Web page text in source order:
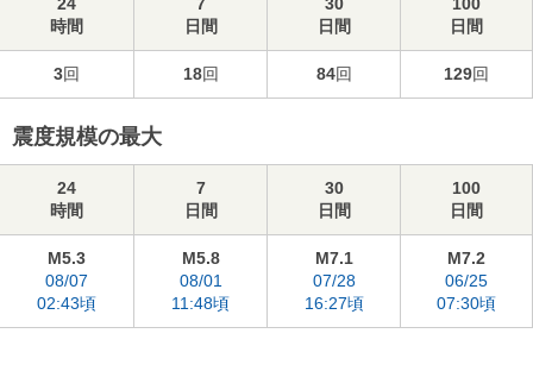
時間
日間
日間
日間
3回 18回 84回 129回
震度規模の最大
24
時間
7
日間
30
日間
100
日間
M5.3
08/07
02:43頃
M5.8
08/01
11:48頃
M7.1
07/28
16:27頃
M7.2
06/25
07:30頃